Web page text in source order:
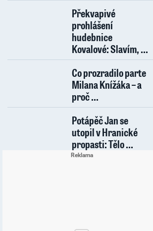
Překvapivé
prohlášení
hudebnice
Kovalové: Slavím, ...
Co prozradilo parte
Milana Knížáka – a
proč ...
Potápěč Jan se
utopil v Hranické
propasti: Tělo ...